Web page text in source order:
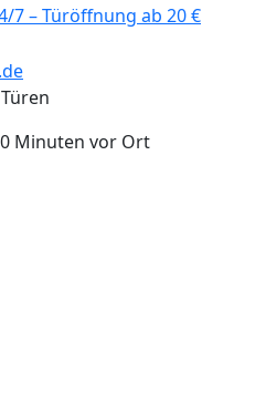
Minuten vor Ort